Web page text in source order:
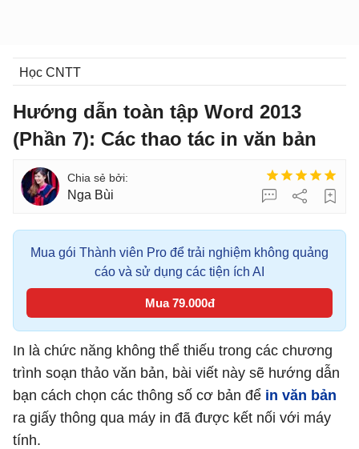
Học CNTT
Hướng dẫn toàn tập Word 2013
(Phần 7): Các thao tác in văn bản
Nga Bùi
Mua gói Thành viên Pro để trải nghiệm không quảng
cáo và sử dụng các tiện ích AI
Mua 79.000đ
In là chức năng không thể thiếu trong các chương
trình soạn thảo văn bản, bài viết này sẽ hướng dẫn
bạn cách chọn các thông số cơ bản để in văn bản
ra giấy thông qua máy in đã được kết nối với máy
tính.